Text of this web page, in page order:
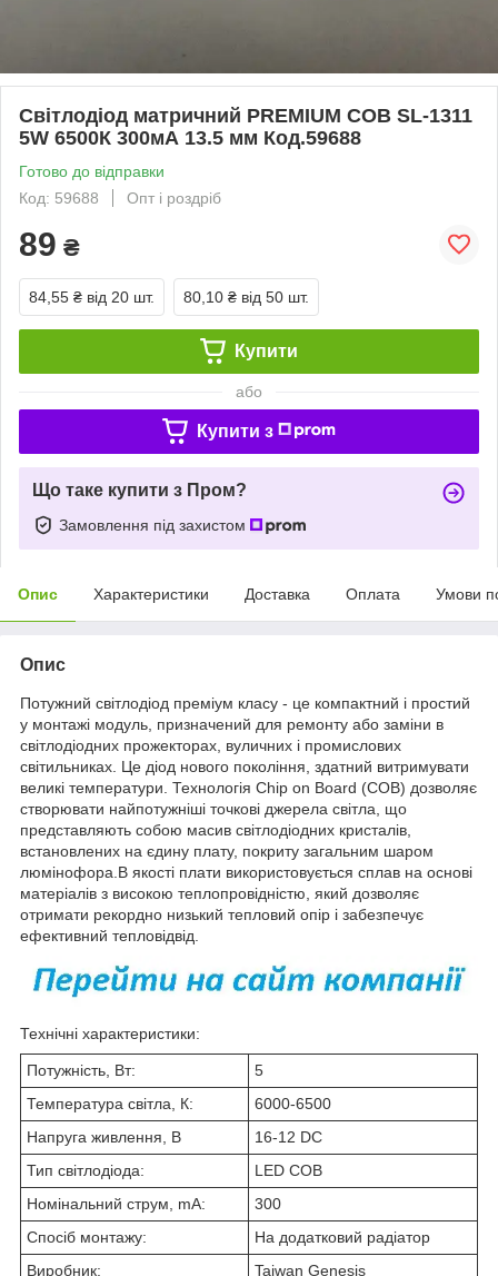
Світлодіод матричний PREMIUM СОВ SL-1311
5W 6500К 300мА 13.5 мм Код.59688
Готово до відправки
Код: 59688
Опт і роздріб
89 ₴
84,55 ₴ від 20 шт. 80,10 ₴ від 50 шт.
Купити
або
Купити з
Що таке купити з Пром?
Замовлення під захистом
Опис Характеристики Доставка Оплата Умови
Опис
Потужний світлодіод преміум класу - це компактний і простий
у монтажі модуль, призначений для ремонту або заміни в
світлодіодних прожекторах, вуличних і промислових
світильниках. Це діод нового покоління, здатний витримувати
великі температури. Технологія Chip on Board (COB) дозволяє
створювати найпотужніші точкові джерела світла, що
представляють собою масив світлодіодних кристалів,
встановлених на єдину плату, покриту загальним шаром
люмінофора.В якості плати використовується сплав на основі
матеріалів з високою теплопровідністю, який дозволяє
отримати рекордно низький тепловий опір і забезпечує
ефективний тепловідвід.
Технічні характеристики:
Потужність, Вт:
5
Температура світла, К:
6000-6500
Напруга живлення, В
16-12 DC
Тип світлодіода:
LED COB
Номінальний струм, mA:
300
Спосіб монтажу:
На додатковий радіатор
Виробник:
Taiwan Genesis